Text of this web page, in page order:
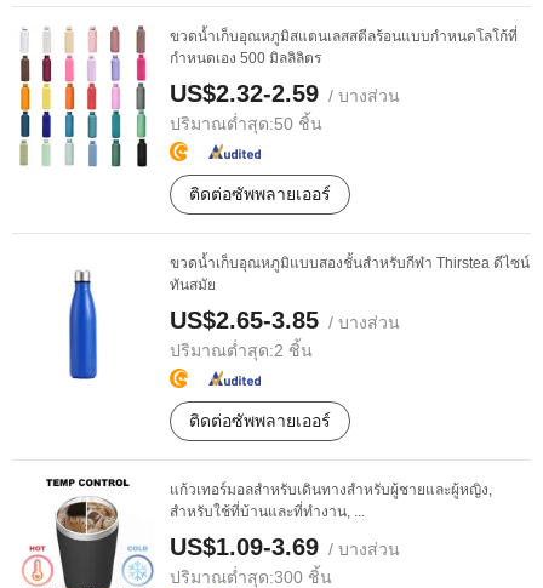
ขวดน้ำเก็บอุณหภูมิสแตนเลสสตีลร้อนแบบกำหนดโลโก้ที่
กำหนดเอง 500 มิลลิลิตร
US$2.32-2.59 / บางส่วน
ปริมาณต่ำสุด:50 ชิ้น
ติดต่อซัพพลายเออร์
ขวดน้ำเก็บอุณหภูมิแบบสองชั้นสำหรับกีฬา Thirstea ดีไซน์
ทันสมัย
US$2.65-3.85 / บางส่วน
ปริมาณต่ำสุด:2 ชิ้น
ติดต่อซัพพลายเออร์
แก้วเทอร์มอลสำหรับเดินทางสำหรับผู้ชายและผู้หญิง,
สำหรับใช้ที่บ้านและที่ทำงาน, ...
US$1.09-3.69 / บางส่วน
ปริมาณต่ำสุด:300 ชิ้น